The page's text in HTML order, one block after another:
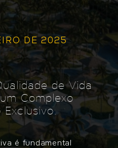
DE 2025
de Vida
Complexo
é fundamental